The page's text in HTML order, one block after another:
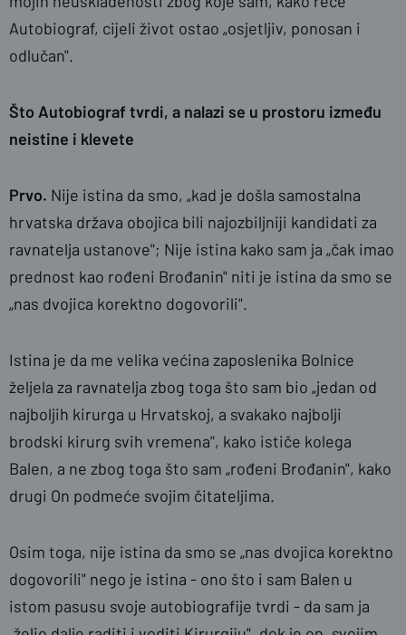
Autobiograf, cijeli život ostao „osjetljiv, ponosan i
odlučan".
Što Autobiograf tvrdi, a nalazi se u prostoru između
neistine i klevete
Prvo. Nije istina da smo, „kad je došla samostalna
hrvatska država obojica bili najozbiljniji kandidati za
ravnatelja ustanove"; Nije istina kako sam ja „čak imao
prednost kao rođeni Brođanin" niti je istina da smo se
„nas dvojica korektno dogovorili".
Istina je da me velika većina zaposlenika Bolnice
željela za ravnatelja zbog toga što sam bio „jedan od
najboljih kirurga u Hrvatskoj, a svakako najbolji
brodski kirurg svih vremena", kako ističe kolega
Balen, a ne zbog toga što sam „rođeni Brođanin", kako
drugi On podmeće svojim čitateljima.
Osim toga, nije istina da smo se „nas dvojica korektno
dogovorili" nego je istina - ono što i sam Balen u
istom pasusu svoje autobiografije tvrdi - da sam ja